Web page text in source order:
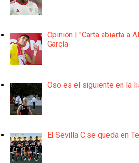
Opinión | "Carta abierta a
García
Oso es el siguiente en la
El Sevilla C se queda en